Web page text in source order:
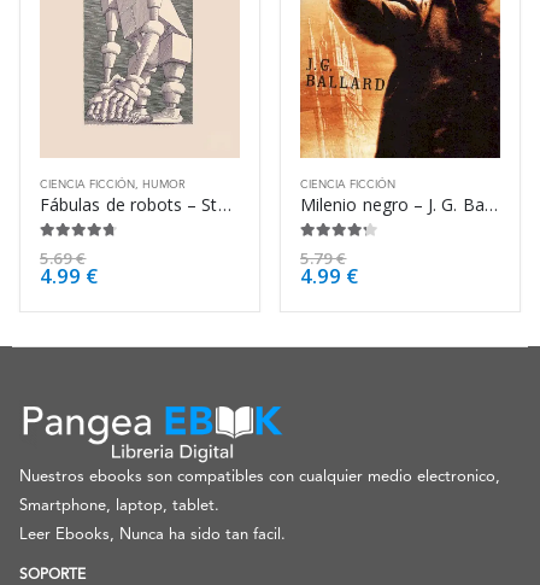
CIENCIA FICCIÓN HUMOR
Fábulas de robots – Stanislaw Lem
5.69€
4.99 €
CIENCIA FICCIÓN
Milenio negro – J. G. Ballard
5.79€
4.99 €
Nuestros ebooks son compatibles con cualquier medio electronico,
Smartphone, laptop, tablet.
Leer Ebooks, Nunca ha sido tan facil.
SOPORTE